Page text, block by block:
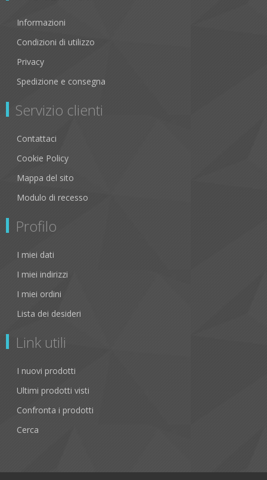
Informazioni
Condizioni di utilizzo
Privacy
Spedizione e consegna
Servizio clienti
Contattaci
Cookie Policy
Mappa del sito
Modulo di recesso
Profilo
I miei dati
I miei indirizzi
I miei ordini
Lista dei desideri
Link utili
I nuovi prodotti
Ultimi prodotti visti
Confronta i prodotti
Cerca